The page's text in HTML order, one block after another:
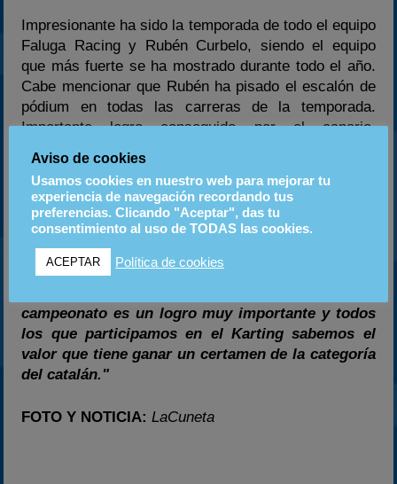
Impresionante ha sido la temporada de todo el equipo
Faluga Racing y Rubén Curbelo, siendo el equipo
que más fuerte se ha mostrado durante todo el año.
Cabe mencionar que Rubén ha pisado el escalón de
pódium en todas las carreras de la temporada.
Importante logro conseguido por el canario,
campeón. Rubén Curbelo y Faluga Racing son los
nuevos campeones de Catalunya de Karting en la
categoría KF2.
Al bajar del pódium muy contento Rubén Curbelo
declaraba"Estoy muy feliz, hoy es uno de los días
campeonato es un logro muy importante y todos
los que participamos en el Karting sabemos el
valor que tiene ganar un certamen de la categoría
del catalán."
FOTO Y NOTICIA:LaCuneta
Aviso de cookies
Usamos cookies en nuestro web para mejorar tu
experiencia de navegación recordando tus
preferencias. Clicando "Aceptar", das tu
consentimiento al uso de TODAS las cookies.
ACEPTAR Política de cookies